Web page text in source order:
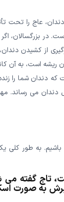
عاج را تحت
در بزرگسالان،
از کشیدن
است، به آن
شما را زنده
می رساند.
باشیم. به طور
تاج گفته می
به صورت